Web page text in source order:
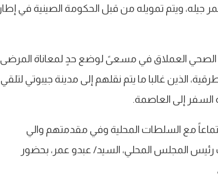
ويتم تمويله من قبل الحكومة الصينية في إطار
الصحي العملاق في مسعىً لوضع حدٍ لمعاناة المرضى
الذين غالبا ما يتم نقلهم إلى مدينة جيبوتي لتلقي
إلى العاصمة.
مع السلطات المحلية وفي مقدمتهم والي
رئيس المجلس المحلي، السيد/ عبدو عمر، بحضور